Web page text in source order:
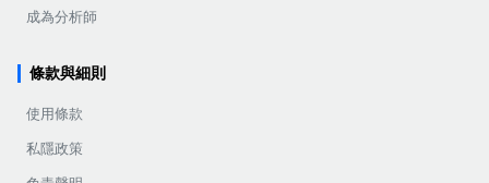
成為分析師
條款與細則
使用條款
私隱政策